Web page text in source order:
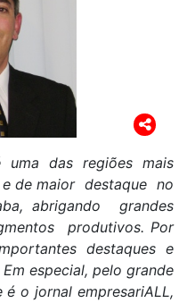
das regiões mais
de maior destaque no
abrigando grandes
produtivos. Por
destaques e
especial, pelo grande
o jornal empresariALL,